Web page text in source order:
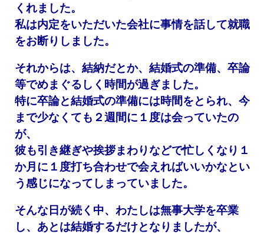
くれました。
私は内定をいただいた会社に事情を話して就職
をお断りしました。
それからは、結納だとか、結婚式の準備、卒論
等でめまぐるしく時間が過ぎました。
特に卒論と結婚式の準備には時間をとられ、今
まで少なくても２週間に１度は会っていたの
が、
彼も引き継ぎや挨拶まわりなどで忙しくなり１
か月に１度打ち合わせで会えればいいかなとい
う感じになってしまっていました。
そんな日が続く中、わたしは無事大学を卒業
し、あとは結婚するだけとなりましたが、